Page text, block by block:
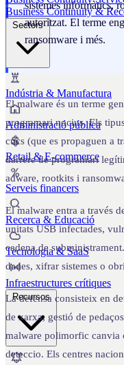
Business Continuity &
Sectors
Indústria & Manufactura
Administració pública
Retail & E-commerce
Serveis financers
Recerca & Educació
Tecnologia & SaaS
Infraestructures crítiques
Recursos
sistemes informàtics,
autoritzat. El terme
ransomware i més.
El malware és un terme
programari nocius. Els
cucs (que es propaguen a
darrere de programari
adware, rootkits i
El malware entra a través
unitats USB infectades,
cadena de
dades, xifrar sistemes o
La defensa consisteix en
de xarxa, gestió de
malware polimorfic canvia
deteccio. Els centres